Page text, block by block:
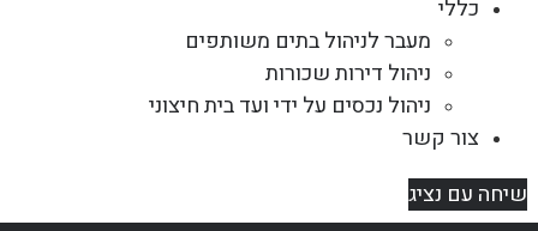
כללי
מעבר לניהול בתים משותפים
ניהול דירות שכורות
ניהול נכסים על ידי ועד בית חיצוני
צור קשר
שיחה עם נציג